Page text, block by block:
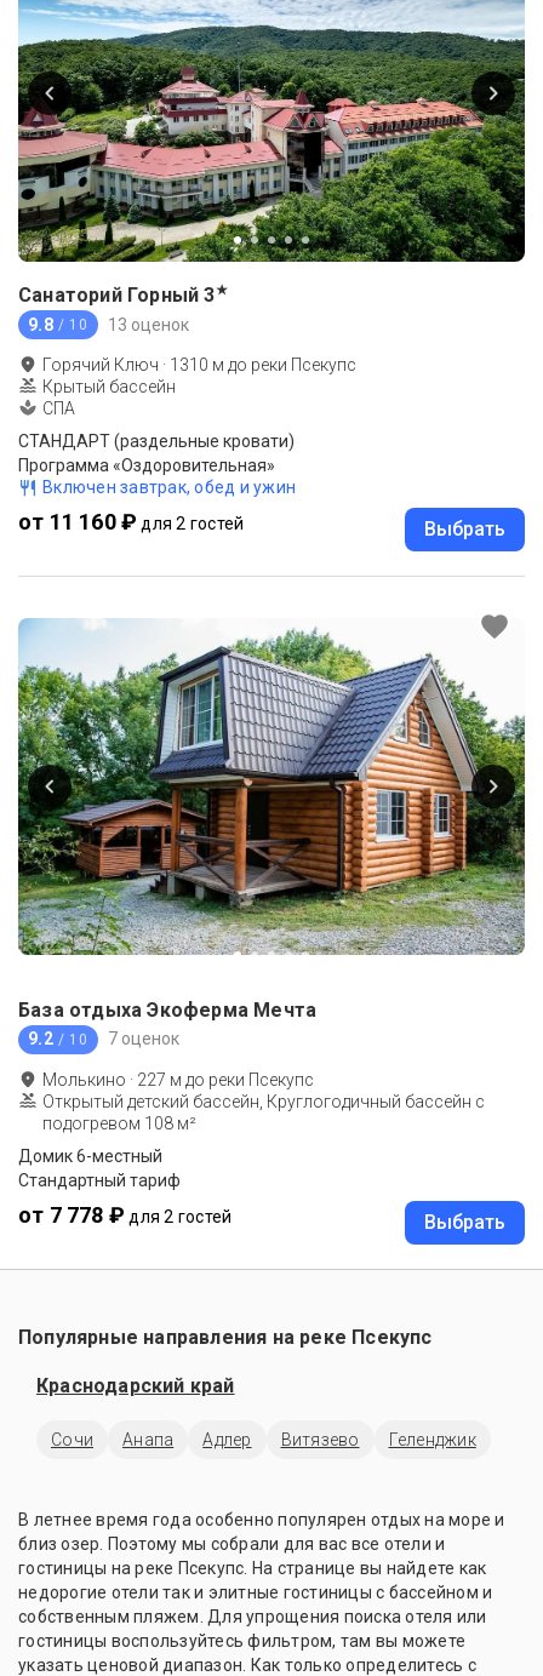
Санаторий Горный 3★
9.8 / 10 13 оценок
Горячий Ключ · 1310 м до реки Псекупс
Крытый бассейн
СПА
СТАНДАРТ (раздельные кровати)
Программа «Оздоровительная»
Включен завтрак, обед и ужин
от 11 160 ₽ для 2 гостей Выбрать
База отдыха Экоферма Мечта
9.2 / 10 7 оценок
Молькино · 227 м до реки Псекупс
Открытый детский бассейн, Круглогодичный бассейн с
подогревом 108 м²
Домик 6-местный
Стандартный тариф
от 7 778 ₽ для 2 гостей Выбрать
Популярные направления на реке Псекупс
Краснодарский край
Сочи Анапа Адлер Витязево Геленджик
В летнее время года особенно популярен отдых на море и
близ озер. Поэтому мы собрали для вас все отели и
гостиницы на реке Псекупс. На странице вы найдете как
недорогие отели так и элитные гостиницы с бассейном и
собственным пляжем. Для упрощения поиска отеля или
гостиницы воспользуйтесь фильтром, там вы можете
указать ценовой диапазон. Как только определитесь с